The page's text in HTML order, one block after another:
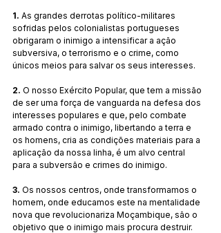
1. As grandes derrotas político-militares
sofridas pelos colonialistas portugueses
obrigaram o inimigo a intensificar a ação
subversiva, o terrorismo e o crime, como
únicos meios para salvar os seus interesses.
2. O nosso Exército Popular, que tem a missão
de ser uma força de vanguarda na defesa dos
interesses populares e que, pelo combate
armado contra o inimigo, libertando a terra e
os homens, cria as condições materiais para a
aplicação da nossa linha, é um alvo central
para a subversão e crimes do inimigo.
3. Os nossos centros, onde transformamos o
homem, onde educamos este na mentalidade
nova que revolucionariza Moçambique, são o
objetivo que o inimigo mais procura destruir.